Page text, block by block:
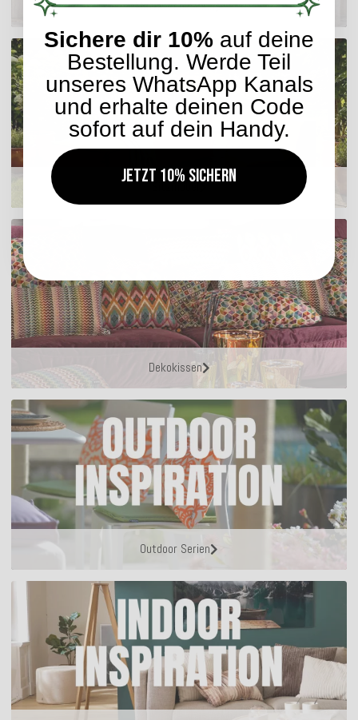
Matratzenkissen
Dekokissen
Outdoor Serien
Sichere dir 10% auf deine
Bestellung. Werde Teil
unseres WhatsApp Kanals
und erhalte deinen Code
sofort auf dein Handy.
Jetzt 10% sichern